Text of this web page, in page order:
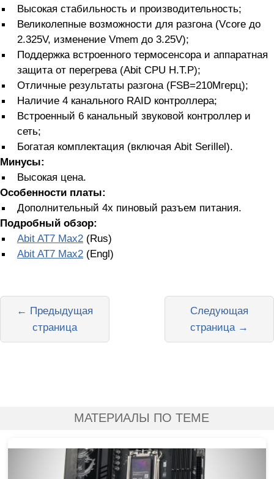
Высокая стабильность и производительность;
Великолепные возможности для разгона (Vcore до
2.325V, изменение Vmem до 3.25V);
Поддержка встроенного термосенсора и аппаратная
защита от перегрева (Abit CPU H.T.P);
Отличные результаты разгона (FSB=210Мгерц);
Наличие 4 канального RAID контроллера;
Встроенный 6 канальный звуковой контроллер и
сеть;
Богатая комплектация (включая Abit Serillel).
Минусы:
Высокая цена.
Особенности платы:
Дополнительный 4х пиновый разъем питания.
Подробный обзор:
Abit AT7 Max2 (Rus)
Abit AT7 Max2 (Engl)
Следующая
страница →
← Предыдущая
страница
МАТЕРИАЛЫ ПО ТЕМЕ